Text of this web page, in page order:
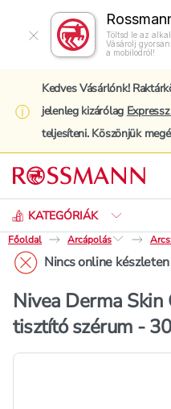
Töltsd le az
Vásárolj
a mobilodról!
Kedves Vásárlónk!
jelenleg kizárólag
teljesíteni. Köszönjük
KATEGÓRIÁK
Keresés
Főoldal
Arcápolás
Nincs online készleten
Nivea Derma
tisztító szérum -